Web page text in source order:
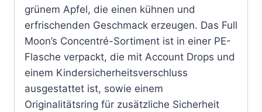
grünem Apfel, die einen kühnen und
erfrischenden Geschmack erzeugen. Das Full
Moon’s Concentré-Sortiment ist in einer PE-
Flasche verpackt, die mit Account Drops und
einem Kindersicherheitsverschluss
ausgestattet ist, sowie einem
Originalitätsring für zusätzliche Sicherheit